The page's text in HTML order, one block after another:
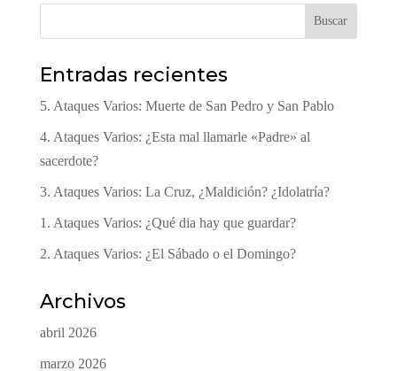
Buscar
Entradas recientes
5. Ataques Varios: Muerte de San Pedro y San Pablo
4. Ataques Varios: ¿Esta mal llamarle «Padre» al
sacerdote?
3. Ataques Varios: La Cruz, ¿Maldición? ¿Idolatría?
1. Ataques Varios: ¿Qué dia hay que guardar?
2. Ataques Varios: ¿El Sábado o el Domingo?
Archivos
abril 2026
marzo 2026